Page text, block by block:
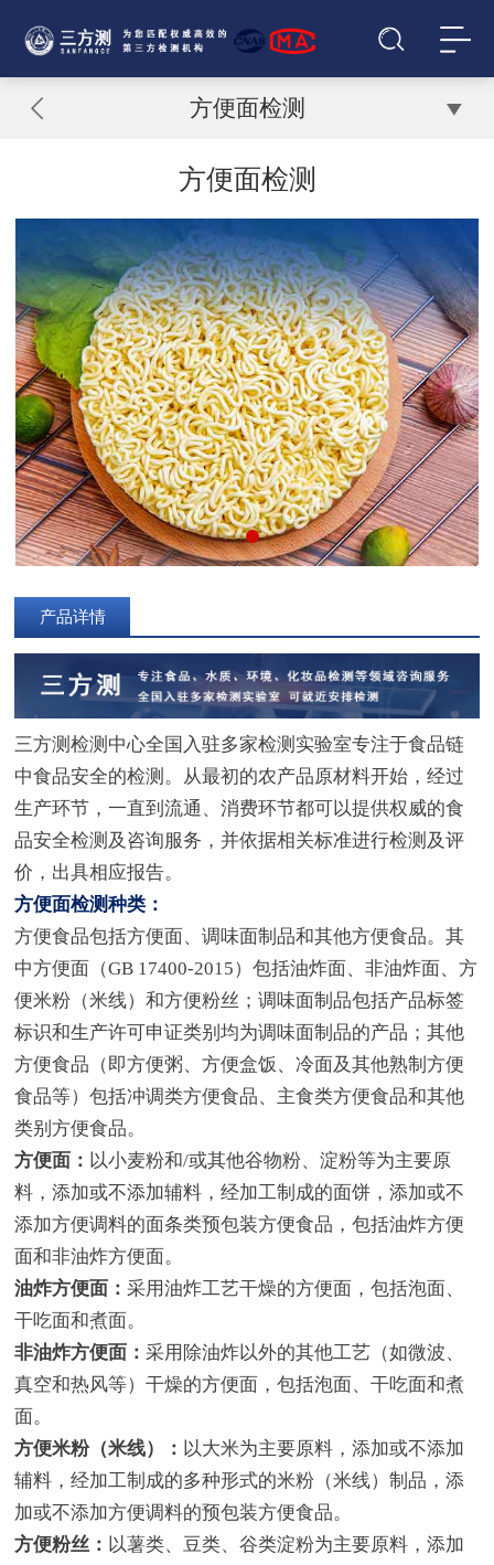
方便面检测
方便面检测
产品详情
三方测检测中心全国入驻多家检测实验室专注于食品链
中食品安全的检测。从最初的农产品原材料开始，经过
生产环节，一直到流通、消费环节都可以提供权威的食
品安全检测及咨询服务，并依据相关标准进行检测及评
价，出具相应报告。
方便面检测种类：
方便食品包括方便面、调味面制品和其他方便食品。其
中方便面（GB 17400-2015）包括油炸面、非油炸面、方
便米粉（米线）和方便粉丝；调味面制品包括产品标签
标识和生产许可申证类别均为调味面制品的产品；其他
方便食品（即方便粥、方便盒饭、冷面及其他熟制方便
食品等）包括冲调类方便食品、主食类方便食品和其他
类别方便食品。
方便面： 以小麦粉和/或其他谷物粉、淀粉等为主要原
料，添加或不添加辅料，经加工制成的面饼，添加或不
添加方便调料的面条类预包装方便食品，包括油炸方便
面和非油炸方便面。
油炸方便面：采用油炸工艺干燥的方便面，包括泡面、
干吃面和煮面。
非油炸方便面：采用除油炸以外的其他工艺（如微波、
真空和热风等）干燥的方便面，包括泡面、干吃面和煮
面。
方便米粉（米线）： 以大米为主要原料，添加或不添加
辅料，经加工制成的多种形式的米粉（米线）制品，添
加或不添加方便调料的预包装方便食品。
方便粉丝： 以薯类、豆类、谷类淀粉为主要原料，添加